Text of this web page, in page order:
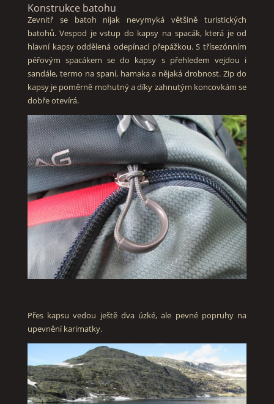
Konstrukce batohu
Zevnitř se batoh nijak nevymyká většině turistických
batohů. Vespod je vstup do kapsy na spacák, která je od
hlavní kapsy oddělená odepínací přepážkou. S třísezónním
péřovým spacákem se do kapsy s přehledem vejdou i
sandále, termo na spaní, hamaka a nějaká drobnost. Zip do
kapsy je poměrně mohutný a díky zahnutým koncovkám se
dobře otevírá.
Přes kapsu vedou ještě dva úzké, ale pevné popruhy na
upevnění karimatky.